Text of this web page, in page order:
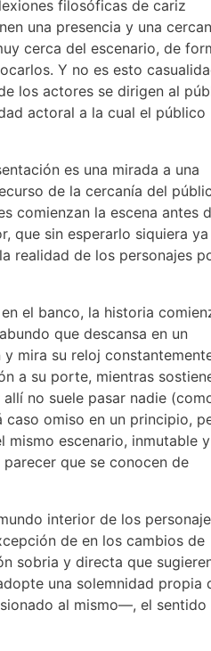
filosóficas de cariz
una presencia y una
cerca del escenario, de
Y no es esto
los actores se dirigen al
actoral a la cual el público
es una mirada a una
de la cercanía del
comienzan la escena antes
que sin esperarlo siquiera ya
realidad de los personajes
el banco, la historia
que descansa en un
mira su reloj
a su porte, mientras
no suele pasar nadie
omiso en un principio,
mismo escenario, inmutable y
que se conocen de
interior de los
de en los cambios de
sobria y directa que
una solemnidad propia
al mismo—, el sentido